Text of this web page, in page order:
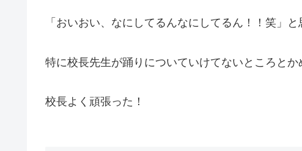
「おいおい、なにしてるんなにしてるん！！笑」
特に校長先生が踊りについていけてないところとか
校長よく頑張った！